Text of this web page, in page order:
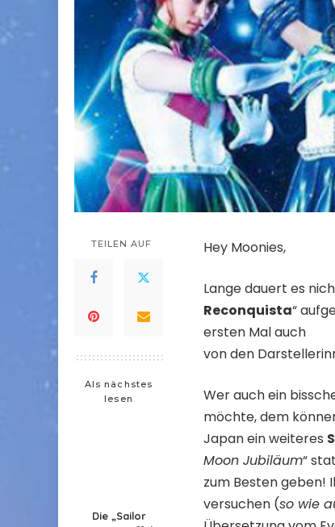
TEILEN AUF
Als nächstes
lesen
Die „Sailor
Hey Moonies,
Lange dauert es
Reconquista“
ersten Mal auch
von den
Wer auch ein
möchte, dem
Japan ein weiteres
Moon Jubiläum“
zum Besten geben!
versuchen (so wie